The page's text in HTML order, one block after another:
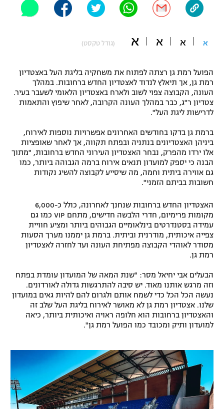
"מחצית בשכונה" – פודקאסט
משתתפים וזוכים בפרסים
תקנון משתתפים וזוכים בפרסים
תקנון עבור פעילות אלקטרה
טניס
גיימינג E-Sports
תנאי שימוש
מדיניות פרטיות
תקנון פעילות ספורט 1
רשיון להקרנה פומבית לבית עסק
הצטרפות לחבילת הערוצים
לוח דרושים – ג'ובנט
תגיות
ספורט מוטורי
כדורמים
פוטבול אמריקאי NFL
בייסבול MLB
ספורט אתגרי ואקסטרים
אומנויות לחימה
א א א א (גודל טקסט)
הפועל רמת גן רצתה לפתוח את משחקיה בליגת העל באצטדיון
רמת גן, אך תיאלץ לנדוד לאצטדיון החדש ברחובות. במהלך
העונה, הקבוצה צפוי לשוב ולארח באצטדיון הלאומי לשעבר בעיר.
צטדיון ר"ג, כבר במהלך העונה הקרובה, לאחר שיפוץ והתאמות
לדרישות ליגת העל".
ברמת גן בדקו בחודשים האחרונים אפשרויות נוספות לאירוח,
ביניהן האצטדיונים בנתניה ובפתח תקווה, אך לאחר שאופציות
אלו ירדו מהפרק, נבחר האצטדיון העירוני החדש ברחובות, "מתוך
הבנה כי יספק למועדון תנאים אירוח ברמה הגבוהה ביותר, כמו
גם אווירה ביתית וחמה, מה שיסייע לקבוצה להשיג נקודות
חשובות בביתם הזמני".
האצטדיון החדש ברחובות שנחנך לאחרונה, כולל כ-6,000
מקומות פרימיום, חדרי הלבשה חדישים, מתחם VIP כמו גם
עמידה בסטנדרטים בינלאומיים הגבוהים ביותר ומציע חוויית
צפייה איכותית, מודרנית וביתית. ברמת גן יממנו מערך הסעות
מסודר לאוהדי הקבוצה מפתיחת העונה ועד לחזרה לאצטדיון
רמת גן.
הבעלים אבי יחיאל מסר: "שנת המאה של המועדון עומדת בפתח
וזה מרגש אותנו מאוד. יש סיבה להתרגשות גדולה לאורדונים.
נעשה הכל הכל כדי לשמח אותם ולגרום להם להיות גאים במועדון
שלנו. אצטדיון רמת גן לא מאושר לאירוח בליגת העל שלב זה
והאצטדיון ברחובות הוא חלופה ראויה ואיכותית ביותר, כיאה
למועדון ותיק ומכובד כמו הפועל רמת גן".